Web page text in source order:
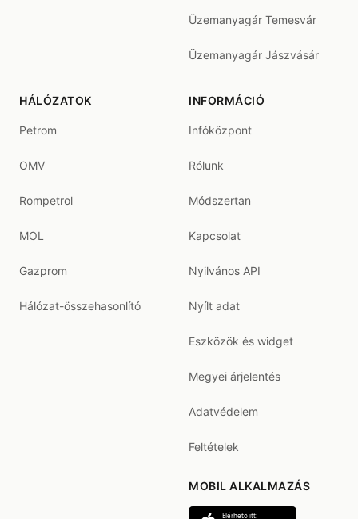
Üzemanyagár Temesvár
Üzemanyagár Jászvásár
HÁLÓZATOK
Petrom
OMV
Rompetrol
MOL
Gazprom
Hálózat-összehasonlító
INFORMÁCIÓ
Infóközpont
Rólunk
Módszertan
Kapcsolat
Nyilvános API
Nyílt adat
Eszközök és widget
Megyei árjelentés
Adatvédelem
Feltételek
MOBIL ALKALMAZÁS
Elérhető itt: